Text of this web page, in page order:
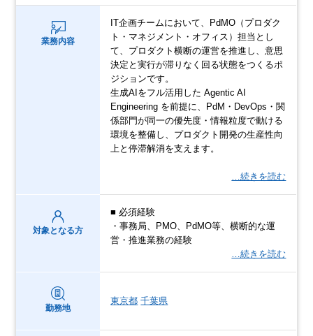
業務内容
IT企画チームにおいて、PdMO（プロダク
ト・マネジメント・オフィス）担当とし
て、プロダクト横断の運営を推進し、意思
決定と実行が滞りなく回る状態をつくるポ
ジションです。
生成AIをフル活用した Agentic AI
Engineering を前提に、PdM・DevOps・関
係部門が同一の優先度・情報粒度で動ける
環境を整備し、プロダクト開発の生産性向
上と停滞解消を支えます。
…続きを読む
対象となる方
■ 必須経験
・事務局、PMO、PdMO等、横断的な運
営・推進業務の経験
…続きを読む
勤務地
東京都 千葉県